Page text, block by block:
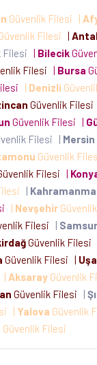
Güvenlik Filesi |
Filesi |
Filesi | Bilecik
Filesi | Bursa
| Denizli
Güvenlik Filesi
Güvenlik Filesi |
Filesi | Mersin
Güvenlik
Filesi |
|
| Nevşehir
Filesi |
Güvenlik Filesi
Güvenlik Filesi |
| Aksaray Güvenlik
Güvenlik Filesi |
| Yalova Güvenlik
Güvenlik Filesi